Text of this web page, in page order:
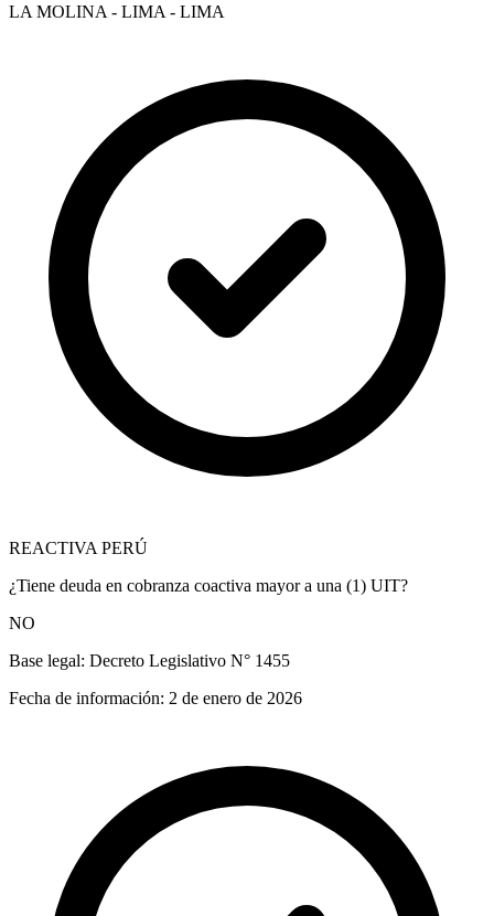
LA MOLINA - LIMA - LIMA
REACTIVA PERÚ
¿Tiene deuda en cobranza coactiva mayor a una (1) UIT?
NO
Base legal: Decreto Legislativo N° 1455
Fecha de información: 2 de enero de 2026